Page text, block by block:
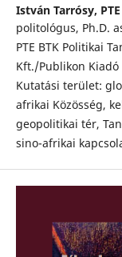
István Tarrósy,
politológus, Ph.D.
PTE BTK Politikai
Kft./Publikon Kiadó
Kutatási terület:
afrikai Közösség,
geopolitikai tér,
sino-afrikai